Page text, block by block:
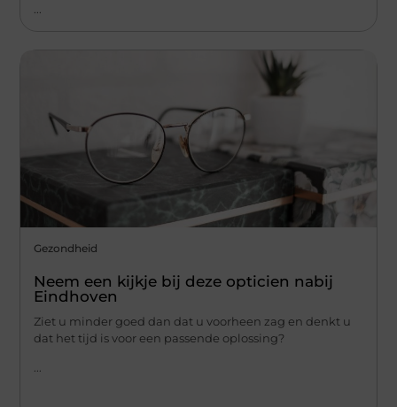
Gezondheid
Neem een kijkje bij deze opticien nabij
Eindhoven
Ziet u minder goed dan dat u voorheen zag en denkt u
dat het tijd is voor een passende oplossing?
...